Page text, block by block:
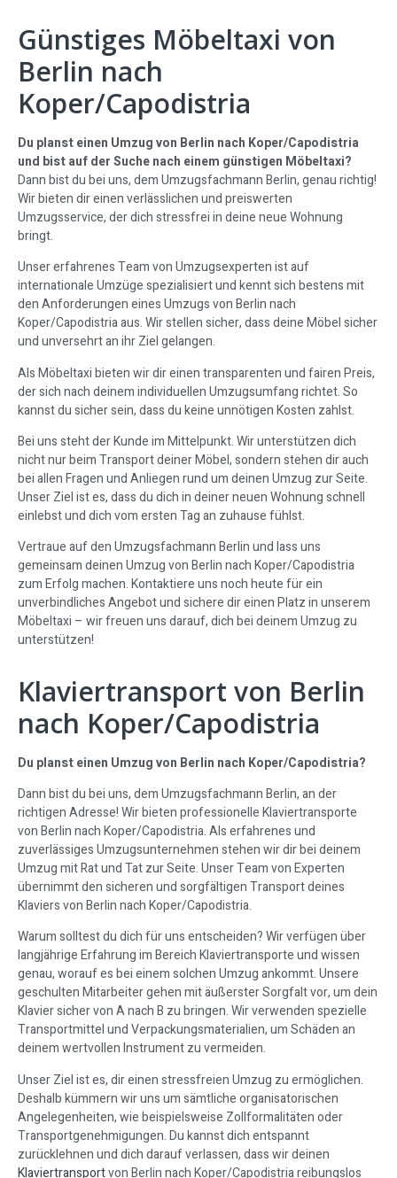
Günstiges Möbeltaxi von
Berlin nach
Koper/Capodistria
Du planst einen Umzug von Berlin nach Koper/Capodistria
und bist auf der Suche nach einem günstigen Möbeltaxi?
Dann bist du bei uns, dem Umzugsfachmann Berlin, genau richtig!
Wir bieten dir einen verlässlichen und preiswerten
Umzugsservice, der dich stressfrei in deine neue Wohnung
bringt.
Unser erfahrenes Team von Umzugsexperten ist auf
internationale Umzüge spezialisiert und kennt sich bestens mit
den Anforderungen eines Umzugs von Berlin nach
Koper/Capodistria aus. Wir stellen sicher, dass deine Möbel sicher
und unversehrt an ihr Ziel gelangen.
Als Möbeltaxi bieten wir dir einen transparenten und fairen Preis,
der sich nach deinem individuellen Umzugsumfang richtet. So
kannst du sicher sein, dass du keine unnötigen Kosten zahlst.
Bei uns steht der Kunde im Mittelpunkt. Wir unterstützen dich
nicht nur beim Transport deiner Möbel, sondern stehen dir auch
bei allen Fragen und Anliegen rund um deinen Umzug zur Seite.
Unser Ziel ist es, dass du dich in deiner neuen Wohnung schnell
einlebst und dich vom ersten Tag an zuhause fühlst.
Vertraue auf den Umzugsfachmann Berlin und lass uns
gemeinsam deinen Umzug von Berlin nach Koper/Capodistria
zum Erfolg machen. Kontaktiere uns noch heute für ein
unverbindliches Angebot und sichere dir einen Platz in unserem
Möbeltaxi – wir freuen uns darauf, dich bei deinem Umzug zu
unterstützen!
Klaviertransport von Berlin
nach Koper/Capodistria
Du planst einen Umzug von Berlin nach Koper/Capodistria?
Dann bist du bei uns, dem Umzugsfachmann Berlin, an der
richtigen Adresse! Wir bieten professionelle Klaviertransporte
von Berlin nach Koper/Capodistria. Als erfahrenes und
zuverlässiges Umzugsunternehmen stehen wir dir bei deinem
Umzug mit Rat und Tat zur Seite. Unser Team von Experten
übernimmt den sicheren und sorgfältigen Transport deines
Klaviers von Berlin nach Koper/Capodistria.
Warum solltest du dich für uns entscheiden? Wir verfügen über
langjährige Erfahrung im Bereich Klaviertransporte und wissen
genau, worauf es bei einem solchen Umzug ankommt. Unsere
geschulten Mitarbeiter gehen mit äußerster Sorgfalt vor, um dein
Klavier sicher von A nach B zu bringen. Wir verwenden spezielle
Transportmittel und Verpackungsmaterialien, um Schäden an
deinem wertvollen Instrument zu vermeiden.
Unser Ziel ist es, dir einen stressfreien Umzug zu ermöglichen.
Deshalb kümmern wir uns um sämtliche organisatorischen
Angelegenheiten, wie beispielsweise Zollformalitäten oder
Transportgenehmigungen. Du kannst dich entspannt
zurücklehnen und dich darauf verlassen, dass wir deinen
Klaviertransportvon Berlin nach Koper/Capodistria reibungslos